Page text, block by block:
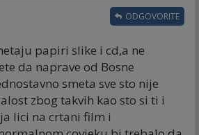
papiri slike i cd,a ne
da naprave od Bosne
smeta sve sto nije
zbog takvih kao sto si ti i
lici na crtani film i
ODGOVORITE